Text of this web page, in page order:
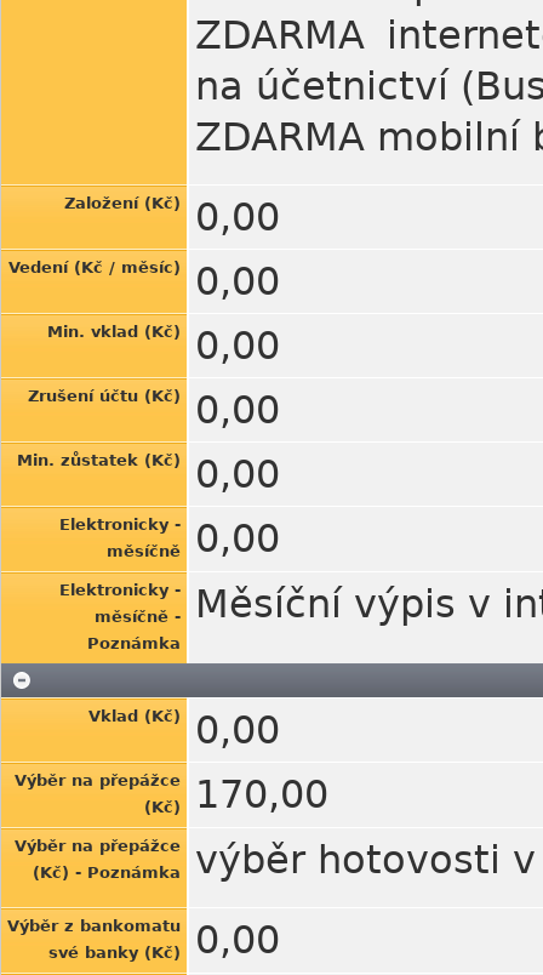
ZDARMA
na účetnictví
ZDARMA
Založení (Kč) 0,00
Vedení (Kč / měsíc) 0,00
Min. vklad (Kč) 0,00
Zrušení účtu (Kč) 0,00
Min. zůstatek (Kč) 0,00
Elektronicky -
měsíčně
0,00
Elektronicky -
měsíčně -
Poznámka
Měsíční výpis v
Vklad (Kč) 0,00
Výběr na přepážce
(Kč)
170,00
Výběr na přepážce
(Kč) - Poznámka
výběr hotovosti v
Výběr z bankomatu
své banky (Kč)
0,00